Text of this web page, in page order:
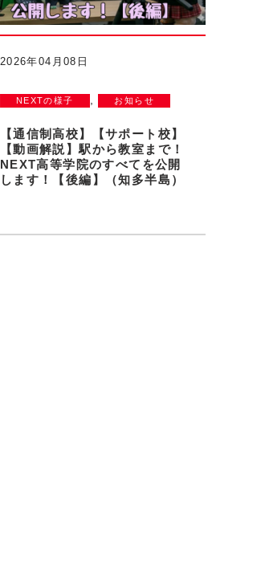
2026年04月08日
NEXTの様子 お知らせ
【通信制高校】【サポート校】
【動画解説】駅から教室まで！
NEXT高等学院のすべてを公開
します！【後編】（知多半島）